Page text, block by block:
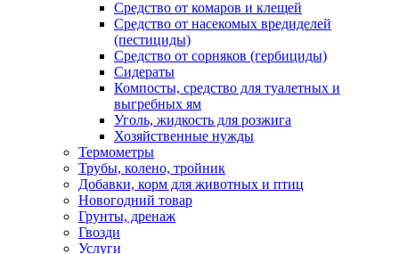
Средство от комаров и клещей
Средство от насекомых вредиделей
(пестициды)
Средство от сорняков (гербициды)
Сидераты
Компосты, средство для туалетных и
выгребных ям
Уголь, жидкость для розжига
Хозяйственные нужды
Термометры
Трубы, колено, тройник
Добавки, корм для животных и птиц
Новогодний товар
Грунты, дренаж
Гвозди
Услуги